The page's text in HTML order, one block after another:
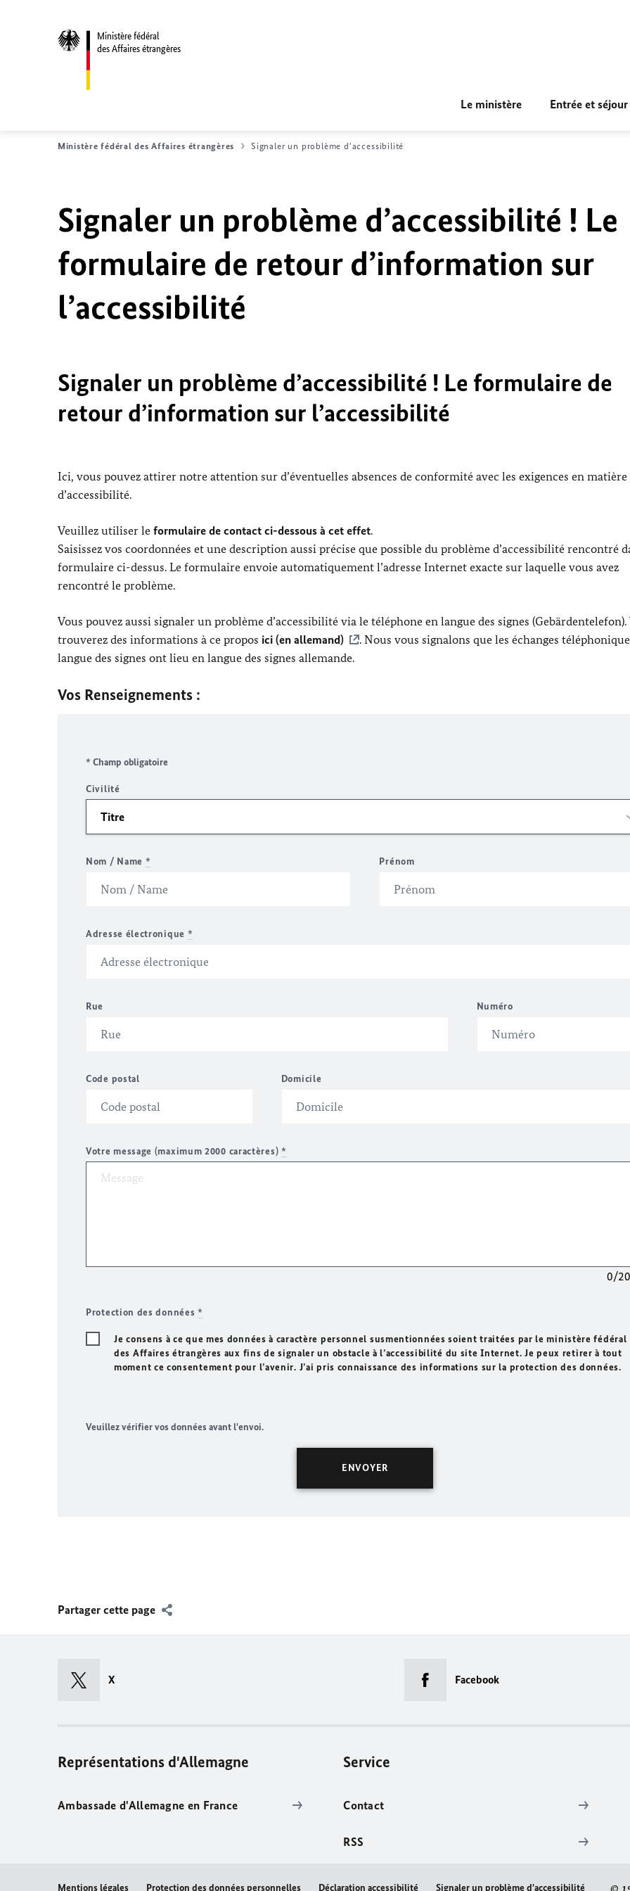
Ministère fédéral
des Affaires étrangères
Le ministère Entrée et séjour
Ministère fédéral des Affaires étrangères Signaler un problème d'accessibilité
Signaler un problème d’accessibilité ! Le
formulaire de retour d’information sur
l’accessibilité
Signaler un problème d’accessibilité ! Le formulaire de
retour d’information sur l’accessibilité
Ici, vous pouvez attirer notre attention sur d’éventuelles absences de conformité avec les exigences en matière
d’accessibilité.
Veuillez utiliser le formulaire de contact ci-dessous à cet effet.
Saisissez vos coordonnées et une description aussi précise que possible du problème d’accessibilité rencontré
formulaire ci-dessus. Le formulaire envoie automatiquement l’adresse Internet exacte sur laquelle vous avez
rencontré le problème.
Vous pouvez aussi signaler un problème d’accessibilité via le téléphone en langue des signes (Gebärdentelefon).
trouverez des informations à ce propos ici (en allemand)
. Nous vous signalons que les échanges
langue des signes ont lieu en langue des signes allemande.
Vos Renseignements :
* Champ obligatoire
Civilité
Nom / Name * Prénom
Adresse électronique *
Rue Numéro
Code postal Domicile
Votre message (maximum 2000 caractères) *
0/
Protection des données*
Je consens à ce que mes données à caractère personnel susmentionnées soient traitées par le ministère fédéral
des Affaires étrangères aux fins de signaler un obstacle à l’accessibilité du site Internet. Je peux retirer à tout
moment ce consentement pour l’avenir. J’ai pris connaissance des informations sur la protection des données.
Veuillez vérifier vos données avant l'envoi.
Partager cette page
X Facebook
Représentations d'Allemagne
Ambassade d'Allemagne en France
Service
Contact
RSS
Mentions légales Protection des données personnelles Déclaration accessibilité Signaler un problème d'accessibilité